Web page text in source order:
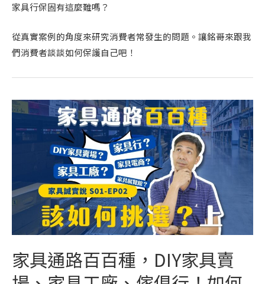
家具行保固有這麼難嗎？
從真實案例的角度來研究消費者常發生的問題。讓銘哥來跟我
們消費者談談如何保護自己吧！
家具通路百百種，DIY家具賣